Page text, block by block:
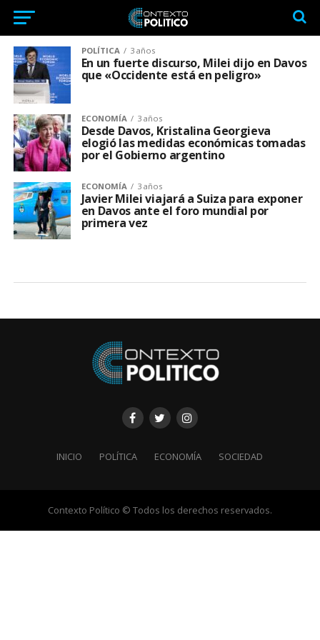
POLÍTICA 3 años
En un fuerte discurso, Milei dijo en Davos
que «Occidente está en peligro»
ECONOMÍA 3 años
Desde Davos, Kristalina Georgieva
elogió las medidas económicas tomadas
por el Gobierno argentino
ECONOMÍA 3 años
Javier Milei viajará a Suiza para exponer
en Davos ante el foro mundial por
primera vez
INICIO POLÍTICA ECONOMÍA SOCIEDAD
Contexto Político © Todos los derechos reservados.